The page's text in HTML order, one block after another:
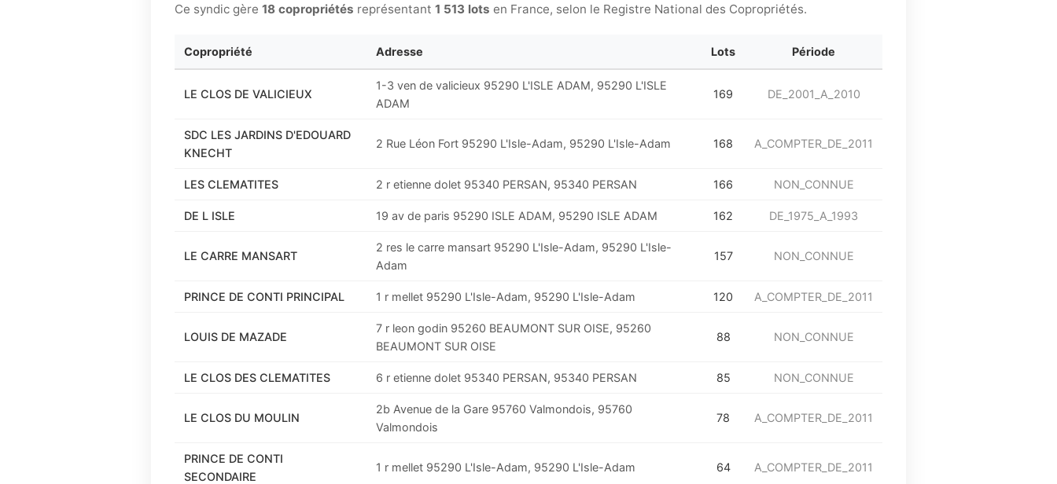
Ce syndic gère 18 copropriétés représentant 1 513 lots en France, selon le Registre National des Copropriétés.
Copropriété Adresse Lots Période
LE CLOS DE VALICIEUX
1-3 ven de valicieux 95290 L'ISLE ADAM, 95290 L'ISLE
ADAM
169 DE_2001_A_2010
SDC LES JARDINS D'EDOUARD
KNECHT
2 Rue Léon Fort 95290 L'Isle-Adam, 95290 L'Isle-Adam 168 A_COMPTER_DE_2011
LES CLEMATITES 2 r etienne dolet 95340 PERSAN, 95340 PERSAN 166 NON_CONNUE
DE L ISLE 19 av de paris 95290 ISLE ADAM, 95290 ISLE ADAM 162 DE_1975_A_1993
LE CARRE MANSART
2 res le carre mansart 95290 L'Isle-Adam, 95290 L'Isle-
Adam
157 NON_CONNUE
PRINCE DE CONTI PRINCIPAL 1 r mellet 95290 L'Isle-Adam, 95290 L'Isle-Adam 120 A_COMPTER_DE_2011
LOUIS DE MAZADE
7 r leon godin 95260 BEAUMONT SUR OISE, 95260
BEAUMONT SUR OISE
88 NON_CONNUE
LE CLOS DES CLEMATITES 6 r etienne dolet 95340 PERSAN, 95340 PERSAN 85 NON_CONNUE
LE CLOS DU MOULIN
2b Avenue de la Gare 95760 Valmondois, 95760
Valmondois
78 A_COMPTER_DE_2011
PRINCE DE CONTI
SECONDAIRE
1 r mellet 95290 L'Isle-Adam, 95290 L'Isle-Adam 64 A_COMPTER_DE_2011